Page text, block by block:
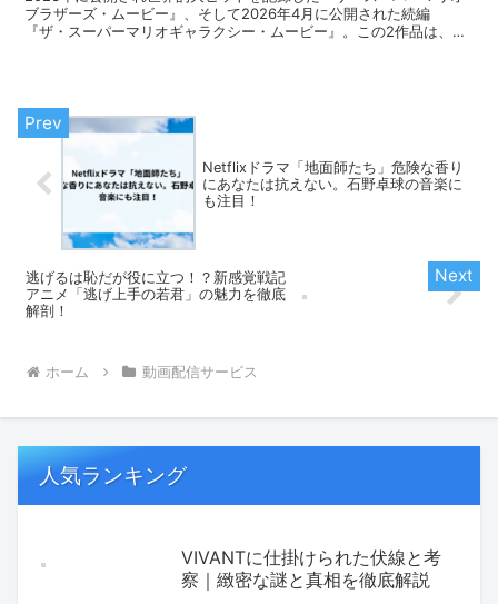
ブラザーズ・ムービー』、そして2026年4月に公開された続編
『ザ・スーパーマリオギャラクシー・ムービー』。この2作品は、ニ
Netflixドラマ「地面師たち」危険な香り
にあなたは抗えない。石野卓球の音楽に
も注目！
逃げるは恥だが役に立つ！？新感覚戦記
アニメ「逃げ上手の若君」の魅力を徹底
解剖！
ホーム 動画配信サービス
人気ランキング
VIVANTに仕掛けられた伏線と考
察｜緻密な謎と真相を徹底解説